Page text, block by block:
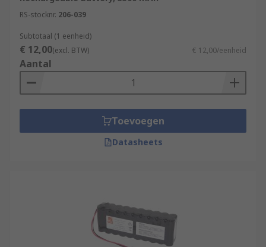
RS-stocknr. 206-039
Subtotaal (1 eenheid)
€ 12,00(excl. BTW) € 12,00/eenheid
Aantal
Toevoegen
Datasheets